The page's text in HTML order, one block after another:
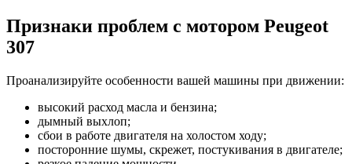
Признаки проблем с мотором Peugeot
307
Проанализируйте особенности вашей машины при движении:
высокий расход масла и бензина;
дымный выхлоп;
сбои в работе двигателя на холостом ходу;
посторонние шумы, скрежет, постукивания в двигателе;